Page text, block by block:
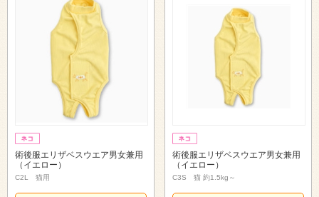
術後服エリザベスウエア男女兼用
（イエロー）
C2L 猫用
術後服エリザベスウエア男女兼用
（イエロー）
C3S 猫 約1.5kg～